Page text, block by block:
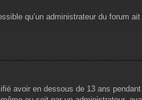
qu’un administrateur du forum
avoir en dessous de 13 ans pendant